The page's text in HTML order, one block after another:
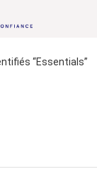
“Essentials”